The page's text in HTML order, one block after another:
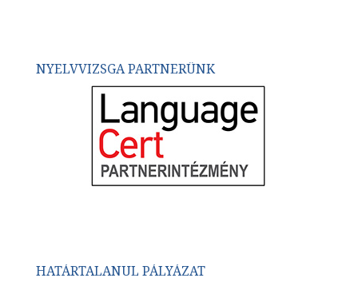
NYELVVIZSGA PARTNERÜNK
HATÁRTALANUL PÁLYÁZAT